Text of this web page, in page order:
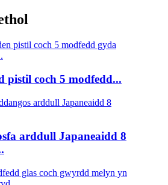
pistil coch 5 modfedd...
arddull Japaneaidd 8